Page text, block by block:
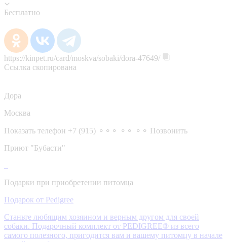
Бесплатно
https://kinpet.ru/card/moskva/sobaki/dora-47649/
Ссылка скопирована
Дора
Москва
Показать телефон +7 (915) ⚬⚬⚬ ⚬⚬ ⚬⚬ Позвонить
Приют "Бубасти"
Подарки при приобретении питомца
Подарок от Pedigree
Станьте любящим хозяином и верным другом для своей
собаки. Подарочный комплект от PEDIGREE® из всего
самого полезного, пригодится вам и вашему питомцу в начале